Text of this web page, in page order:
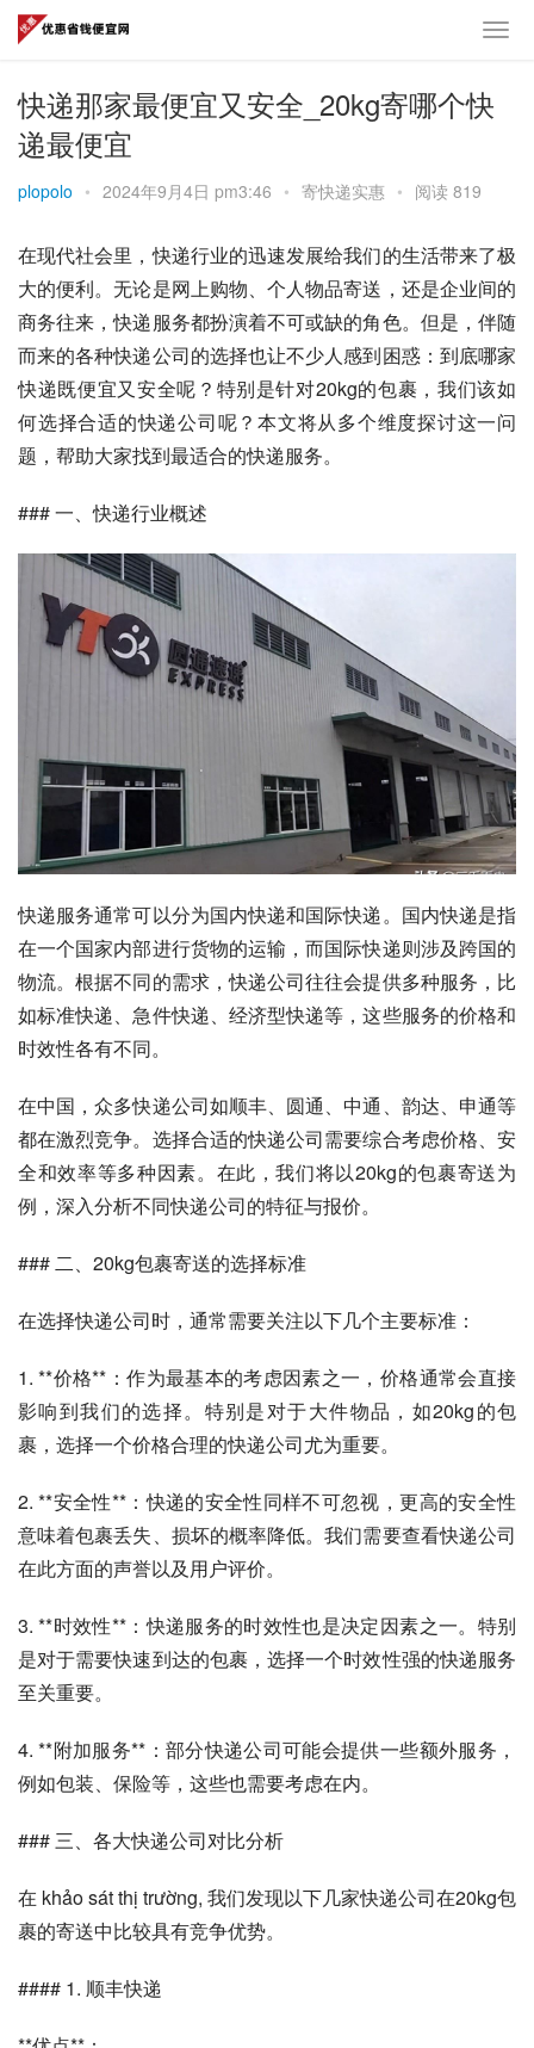
快递那家最便宜又安全_20kg寄哪个快
递最便宜
plopolo • 2024年9月4日 pm3:46 • 寄快递实惠 • 阅读 819
在现代社会里，快递行业的迅速发展给我们的生活带来了极
大的便利。无论是网上购物、个人物品寄送，还是企业间的
商务往来，快递服务都扮演着不可或缺的角色。但是，伴随
而来的各种快递公司的选择也让不少人感到困惑：到底哪家
快递既便宜又安全呢？特别是针对20kg的包裹，我们该如
何选择合适的快递公司呢？本文将从多个维度探讨这一问
题，帮助大家找到最适合的快递服务。
### 一、快递行业概述
快递服务通常可以分为国内快递和国际快递。国内快递是指
在一个国家内部进行货物的运输，而国际快递则涉及跨国的
物流。根据不同的需求，快递公司往往会提供多种服务，比
如标准快递、急件快递、经济型快递等，这些服务的价格和
时效性各有不同。
在中国，众多快递公司如顺丰、圆通、中通、韵达、申通等
都在激烈竞争。选择合适的快递公司需要综合考虑价格、安
全和效率等多种因素。在此，我们将以20kg的包裹寄送为
例，深入分析不同快递公司的特征与报价。
### 二、20kg包裹寄送的选择标准
在选择快递公司时，通常需要关注以下几个主要标准：
1. **价格**：作为最基本的考虑因素之一，价格通常会直接
影响到我们的选择。特别是对于大件物品，如20kg的包
裹，选择一个价格合理的快递公司尤为重要。
2. **安全性**：快递的安全性同样不可忽视，更高的安全性
意味着包裹丢失、损坏的概率降低。我们需要查看快递公司
在此方面的声誉以及用户评价。
3. **时效性**：快递服务的时效性也是决定因素之一。特别
是对于需要快速到达的包裹，选择一个时效性强的快递服务
至关重要。
4. **附加服务**：部分快递公司可能会提供一些额外服务，
例如包装、保险等，这些也需要考虑在内。
### 三、各大快递公司对比分析
在 khảo sát thị trường, 我们发现以下几家快递公司在20kg包
裹的寄送中比较具有竞争优势。
#### 1. 顺丰快递